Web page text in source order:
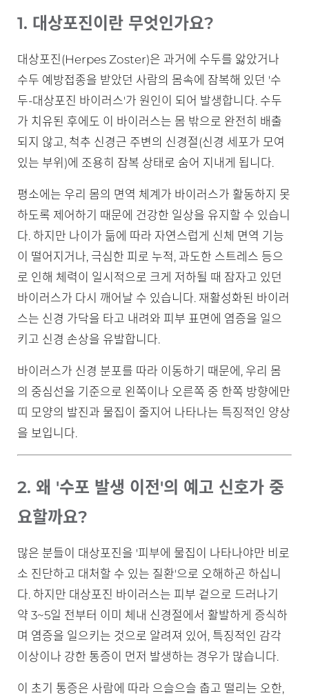
1. 대상포진이란 무엇인가요?
대상포진(Herpes Zoster)은 과거에 수두를 앓았거나
수두 예방접종을 받았던 사람의 몸속에 잠복해 있던 '수
두-대상포진 바이러스'가 원인이 되어 발생합니다. 수두
가 치유된 후에도 이 바이러스는 몸 밖으로 완전히 배출
되지 않고, 척추 신경근 주변의 신경절(신경 세포가 모여
있는 부위)에 조용히 잠복 상태로 숨어 지내게 됩니다.
평소에는 우리 몸의 면역 체계가 바이러스가 활동하지 못
하도록 제어하기 때문에 건강한 일상을 유지할 수 있습니
다. 하지만 나이가 듦에 따라 자연스럽게 신체 면역 기능
이 떨어지거나, 극심한 피로 누적, 과도한 스트레스 등으
로 인해 체력이 일시적으로 크게 저하될 때 잠자고 있던
바이러스가 다시 깨어날 수 있습니다. 재활성화된 바이러
스는 신경 가닥을 타고 내려와 피부 표면에 염증을 일으
키고 신경 손상을 유발합니다.
바이러스가 신경 분포를 따라 이동하기 때문에, 우리 몸
의 중심선을 기준으로 왼쪽이나 오른쪽 중 한쪽 방향에만
띠 모양의 발진과 물집이 줄지어 나타나는 특징적인 양상
을 보입니다.
2. 왜 '수포 발생 이전'의 예고 신호가 중
요할까요?
많은 분들이 대상포진을 '피부에 물집이 나타나야만 비로
소 진단하고 대처할 수 있는 질환'으로 오해하곤 하십니
다. 하지만 대상포진 바이러스는 피부 겉으로 드러나기
약 3~5일 전부터 이미 체내 신경절에서 활발하게 증식하
며 염증을 일으키는 것으로 알려져 있어, 특징적인 감각
이상이나 강한 통증이 먼저 발생하는 경우가 많습니다.
이 초기 통증은 사람에 따라 으슬으슬 춥고 떨리는 오한,